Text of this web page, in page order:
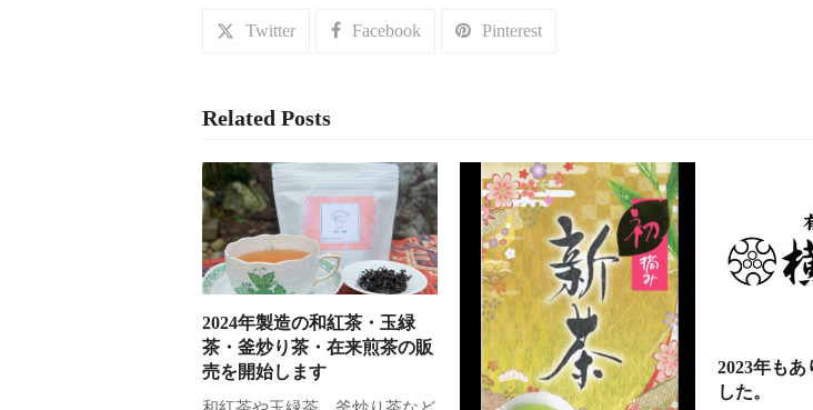
Twitter Facebook Pinterest
Related Posts
2024年製造の和紅茶・玉緑
茶・釜炒り茶・在来煎茶の販
売を開始します
2023年もあ
した。